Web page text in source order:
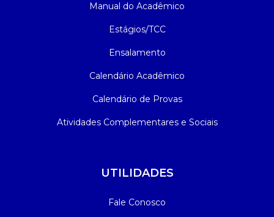
Manual do Acadêmico
Estágios/TCC
Ensalamento
Calendário Acadêmico
Calendário de Provas
Atividades Complementares e Sociais
UTILIDADES
Fale Conosco